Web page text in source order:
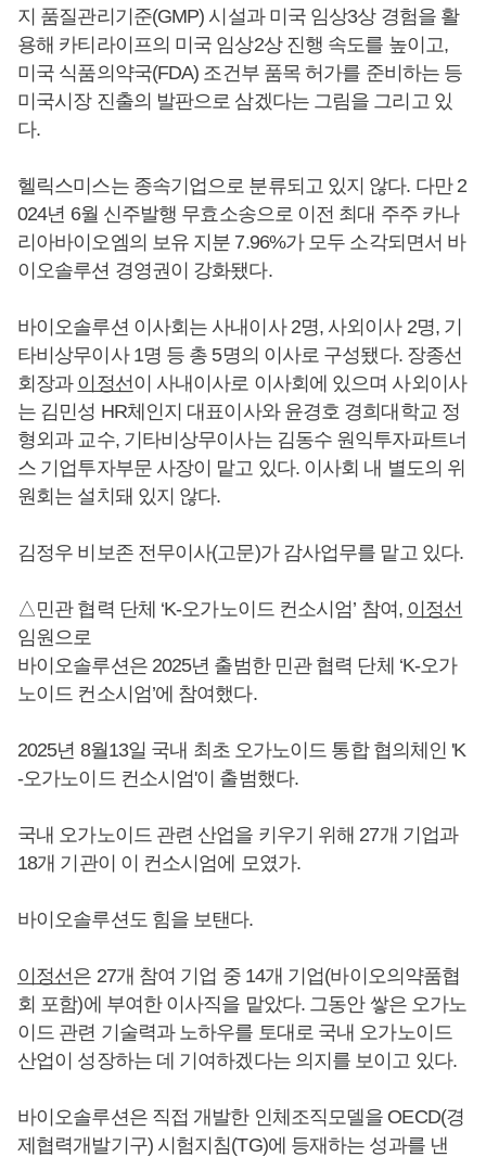
지 품질관리기준(GMP) 시설과 미국 임상3상 경험을 활
용해 카티라이프의 미국 임상2상 진행 속도를 높이고,
미국 식품의약국(FDA) 조건부 품목 허가를 준비하는 등
미국시장 진출의 발판으로 삼겠다는 그림을 그리고 있
다.
헬릭스미스는 종속기업으로 분류되고 있지 않다. 다만 2
024년 6월 신주발행 무효소송으로 이전 최대 주주 카나
리아바이오엠의 보유 지분 7.96%가 모두 소각되면서 바
이오솔루션 경영권이 강화됐다.
바이오솔루션 이사회는 사내이사 2명, 사외이사 2명, 기
타비상무이사 1명 등 총 5명의 이사로 구성됐다. 장종선
회장과 이정선이 사내이사로 이사회에 있으며 사외이사
는 김민성 HR체인지 대표이사와 윤경호 경희대학교 정
형외과 교수, 기타비상무이사는 김동수 원익투자파트너
스 기업투자부문 사장이 맡고 있다. 이사회 내 별도의 위
원회는 설치돼 있지 않다.
김정우 비보존 전무이사(고문)가 감사업무를 맡고 있다.
△민관 협력 단체 ‘K-오가노이드 컨소시엄’ 참여, 이정선
임원으로
바이오솔루션은 2025년 출범한 민관 협력 단체 ‘K-오가
노이드 컨소시엄’에 참여했다.
2025년 8월13일 국내 최초 오가노이드 통합 협의체인 'K
-오가노이드 컨소시엄'이 출범했다.
국내 오가노이드 관련 산업을 키우기 위해 27개 기업과
18개 기관이 이 컨소시엄에 모였가.
바이오솔루션도 힘을 보탠다.
이정선은 27개 참여 기업 중 14개 기업(바이오의약품협
회 포함)에 부여한 이사직을 맡았다. 그동안 쌓은 오가노
이드 관련 기술력과 노하우를 토대로 국내 오가노이드
산업이 성장하는 데 기여하겠다는 의지를 보이고 있다.
바이오솔루션은 직접 개발한 인체조직모델을 OECD(경
제협력개발기구) 시험지침(TG)에 등재하는 성과를 낸